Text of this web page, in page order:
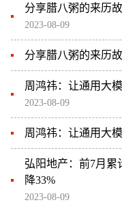
分享腊八粥的来历
2023-08-09
分享腊八粥的来历
周鸿祎：让通用大
2023-08-09
周鸿祎：让通用大
弘阳地产：前7月累
降33%
2023-08-09